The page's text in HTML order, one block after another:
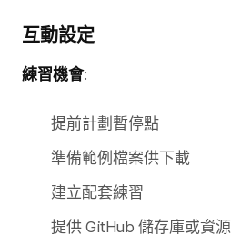
互動設定
練習機會:
提前計劃暫停點
準備範例檔案供下載
建立配套練習
提供 GitHub 儲存庫或資源